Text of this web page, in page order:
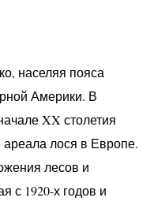
населяя пояса
Америки. В
XX столетия
лося в Европе.
лесов и
с 1920-х годов и